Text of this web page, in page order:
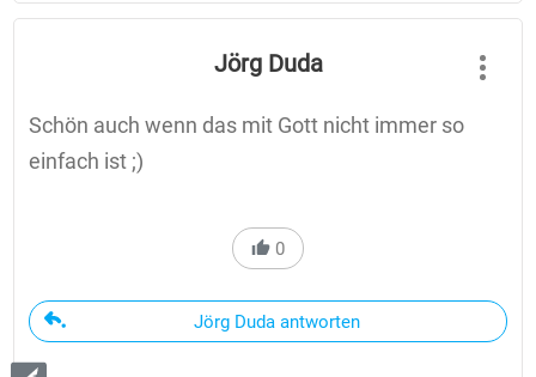
Jörg Duda
Schön auch wenn das mit Gott nicht immer so
einfach ist ;)
0
Jörg Duda antworten